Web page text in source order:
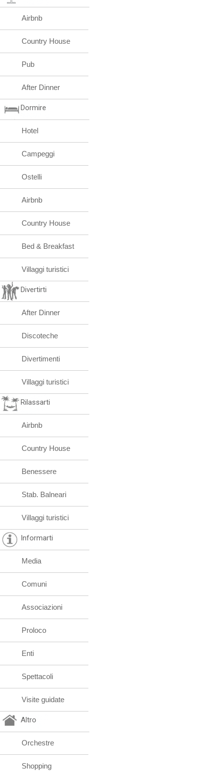
Airbnb
Country House
Pub
After Dinner
Dormire
Hotel
Campeggi
Ostelli
Airbnb
Country House
Bed & Breakfast
Villaggi turistici
Divertirti
After Dinner
Discoteche
Divertimenti
Villaggi turistici
Rilassarti
Airbnb
Country House
Benessere
Stab. Balneari
Villaggi turistici
Informarti
Media
Comuni
Associazioni
Proloco
Enti
Spettacoli
Visite guidate
Altro
Orchestre
Shopping